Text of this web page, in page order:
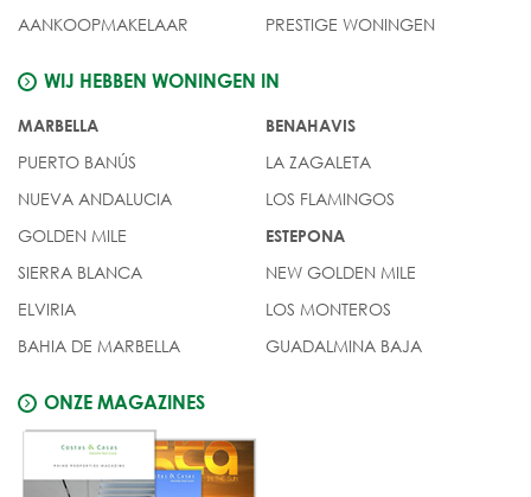
AANKOOPMAKELAAR
PRESTIGE WONINGEN
WIJ HEBBEN WONINGEN IN
MARBELLA
PUERTO BANÚS
NUEVA ANDALUCIA
GOLDEN MILE
SIERRA BLANCA
ELVIRIA
BAHIA DE MARBELLA
BENAHAVIS
LA ZAGALETA
LOS FLAMINGOS
ESTEPONA
NEW GOLDEN MILE
LOS MONTEROS
GUADALMINA BAJA
ONZE MAGAZINES